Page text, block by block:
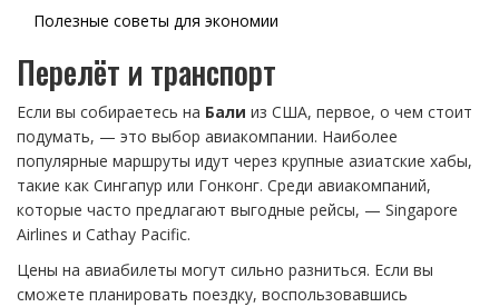
Полезные советы для экономии
Перелёт и транспорт
Если вы собираетесь на Бали из США, первое, о чем стоит
подумать, — это выбор авиакомпании. Наиболее
популярные маршруты идут через крупные азиатские хабы,
такие как Сингапур или Гонконг. Среди авиакомпаний,
которые часто предлагают выгодные рейсы, — Singapore
Airlines и Cathay Pacific.
Цены на авиабилеты могут сильно разниться. Если вы
сможете планировать поездку, воспользовавшись